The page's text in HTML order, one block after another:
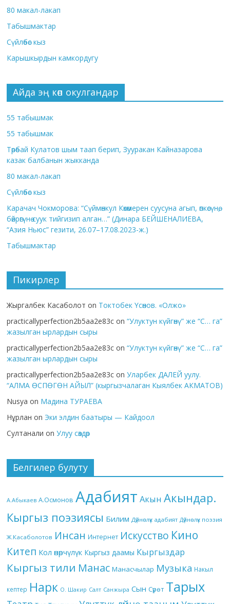
80 макал-лакап
Табышмактар
Сүйлөбөс кыз
Карышкырдын камкордугу
Айда эң көп окулгандар
55 табышмак
55 табышмак
Төрөбай Кулатов шым таап берип, Зууракан Кайназарова
казак балбанын жыкканда
80 макал-лакап
Сүйлөбөс кыз
Карачач Чокморова: “Сүймөнкул Көкөмерен суусуна агып, өпкөсүнө,
бөйрөгүнө суук тийгизип алган…” (Динара БЕЙШЕНАЛИЕВА,
“Азия Ньюс” гезити, 26.07–17.08.2023-ж.)
Табышмактар
Пикирлер
Жыргалбек Касаболот on Токтобек Үсөнов. «Олжо»
practicallyperfection2b5aa2e83c on“Улуктун күйгөнү” же “С… га”
жазылган ырлардын сыры
practicallyperfection2b5aa2e83c on“Улуктун күйгөнү” же “С… га”
жазылган ырлардын сыры
practicallyperfection2b5aa2e83c onУларбек ДАЛЕЙ уулу.
“АЛМА ӨСПӨГӨН АЙЫЛ” (кыргызчалаган Кыялбек АКМАТОВ)
Nusya on Мадина ТУРАЕВА
Нұрлан on Эки элдин баатыры — Кайдоол
Султанали onУлуу сөздөр
Белгилер булуту
А.Абыкаев А.Осмонов Адабият Акын Акындар.
Кыргыз поэзиясы Билим Дүйнөлүк адабият Дүйнөлүк поэзия
Ж.Касаболотов Инсан Интернет Искусство Кино
Китеп Кол өнөрчүлүк Кыргыз даамы Кыргыздар
Кыргыз тили Манас Манасчылар Музыка Накыл
кептер Нарк О. Шакир Салт Санжыра Сын Сүрөт Тарых